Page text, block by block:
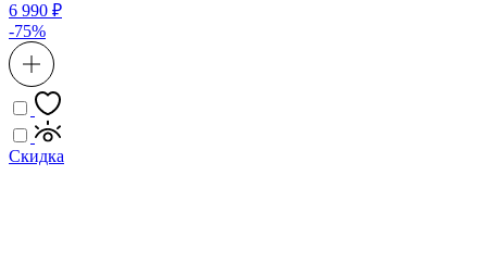
6 990 ₽
-75%
Скидка